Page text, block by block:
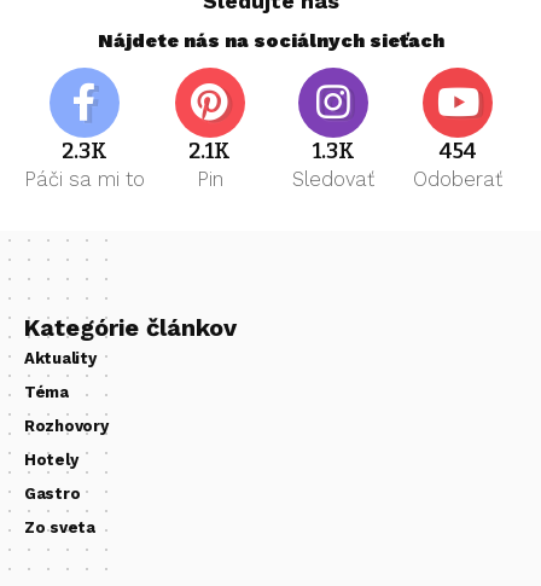
Nájdete nás na sociálnych sieťach
2.3K
Páči sa mi to
2.1K
Pin
1.3K
Sledovať
454
Odoberať
Kategórie článkov
Aktuality
Téma
Rozhovory
Hotely
Gastro
Zo sveta